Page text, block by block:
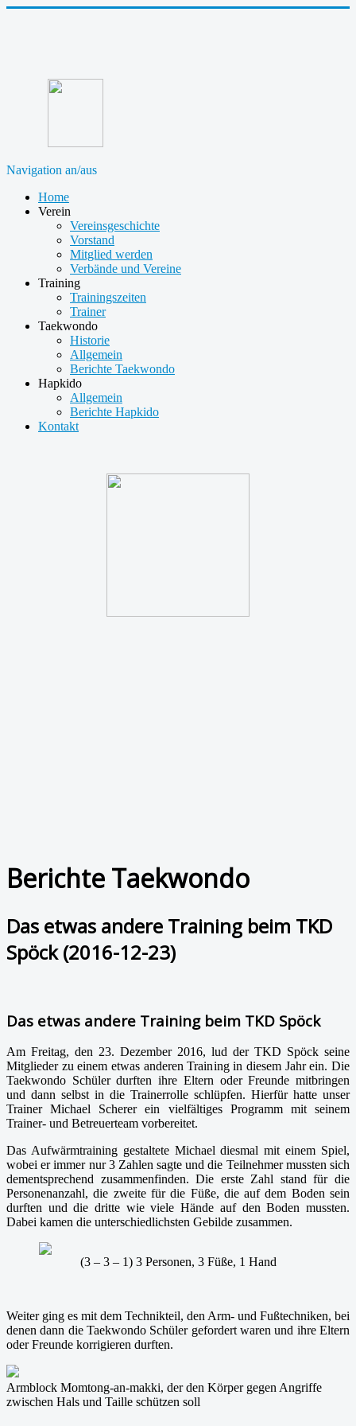
Navigation an/aus
Home
Verein
Vereinsgeschichte
Vorstand
Mitglied werden
Verbände und Vereine
Training
Trainingszeiten
Trainer
Taekwondo
Historie
Allgemein
Berichte Taekwondo
Hapkido
Allgemein
Berichte Hapkido
Kontakt
Berichte Taekwondo
Das etwas andere Training beim TKD
Spöck (2016-12-23)
Das etwas andere Training beim TKD Spöck
Am Freitag, den 23. Dezember 2016, lud der TKD Spöck seine
Mitglieder zu einem etwas anderen Training in diesem Jahr ein. Die
Taekwondo Schüler durften ihre Eltern oder Freunde mitbringen
und dann selbst in die Trainerrolle schlüpfen. Hierfür hatte unser
Trainer Michael Scherer ein vielfältiges Programm mit seinem
Trainer- und Betreuerteam vorbereitet.
Das Aufwärmtraining gestaltete Michael diesmal mit einem Spiel,
wobei er immer nur 3 Zahlen sagte und die Teilnehmer mussten sich
dementsprechend zusammenfinden. Die erste Zahl stand für die
Personenanzahl, die zweite für die Füße, die auf dem Boden sein
durften und die dritte wie viele Hände auf den Boden mussten.
Dabei kamen die unterschiedlichsten Gebilde zusammen.
(3 – 3 – 1) 3 Personen, 3 Füße, 1 Hand
Weiter ging es mit dem Technikteil, den Arm- und Fußtechniken, bei
denen dann die Taekwondo Schüler gefordert waren und ihre Eltern
oder Freunde korrigieren durften.
Armblock Momtong-an-makki, der den Körper gegen Angriffe
zwischen Hals und Taille schützen soll